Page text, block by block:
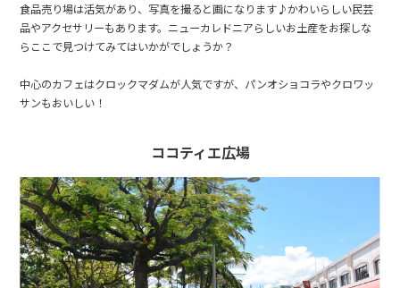
食品売り場は活気があり、写真を撮ると画になります♪かわいらしい民芸
品やアクセサリーもあります。ニューカレドニアらしいお土産をお探しな
らここで見つけてみてはいかがでしょうか？
中心のカフェはクロックマダムが人気ですが、パンオショコラやクロワッ
サンもおいしい！
ココティエ広場